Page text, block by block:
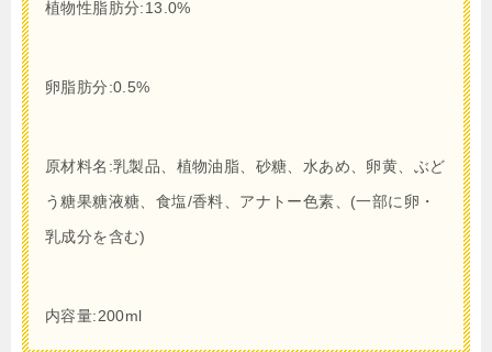
植物性脂肪分:13.0%
卵脂肪分:0.5%
原材料名:乳製品、植物油脂、砂糖、水あめ、卵黄、ぶど
う糖果糖液糖、食塩/香料、アナトー色素、(一部に卵・
乳成分を含む)
内容量:200ml